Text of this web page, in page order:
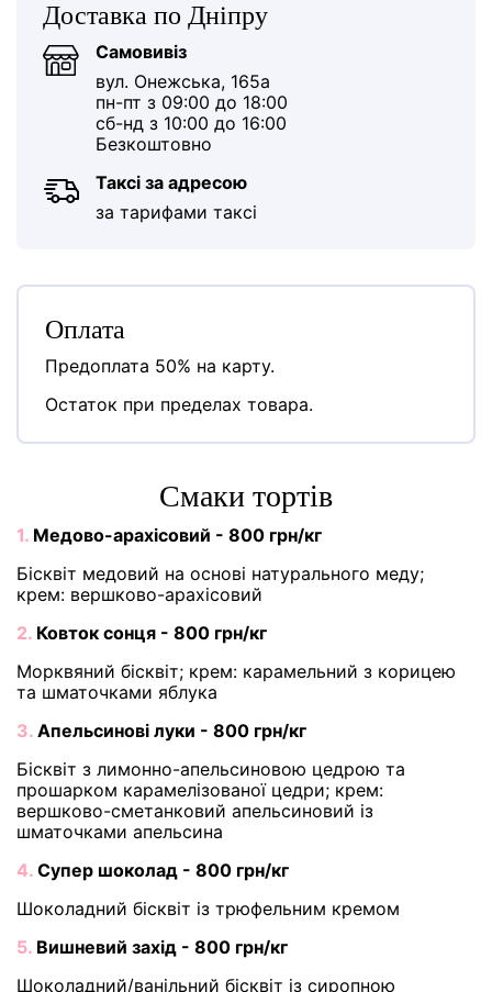
Доставка по Дніпру
Самовивіз
вул. Онежська, 165а
пн-пт з 09:00 до 18:00
сб-нд з 10:00 до 16:00
Безкоштовно
Таксі за адресою
за тарифами таксі
Оплата
Предоплата 50% на карту.
Остаток при пределах товара.
Cмаки тортів
1. Медово-арахісовий - 800 грн/кг
Бісквіт медовий на основі натурального меду;
крем: вершково-арахісовий
2. Ковток сонця - 800 грн/кг
Морквяний бісквіт; крем: карамельний з корицею
та шматочками яблука
3. Апельсинові луки - 800 грн/кг
Бісквіт з лимонно-апельсиновою цедрою та
прошарком карамелізованої цедри; крем:
вершково-сметанковий апельсиновий із
шматочками апельсина
4. Супер шоколад - 800 грн/кг
Шоколадний бісквіт із трюфельним кремом
5. Вишневий захід - 800 грн/кг
Шоколадний/ванільний бісквіт із сиропною